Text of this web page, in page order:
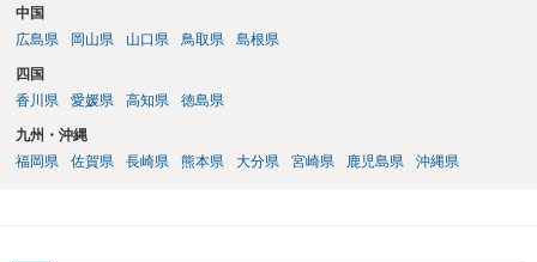
中国
広島県
岡山県 山口県 鳥取県 島根県
四国
香川県
愛媛県 高知県 徳島県
九州・沖縄
福岡県
佐賀県 長崎県 熊本県 大分県 宮崎県 鹿児島県 沖縄県